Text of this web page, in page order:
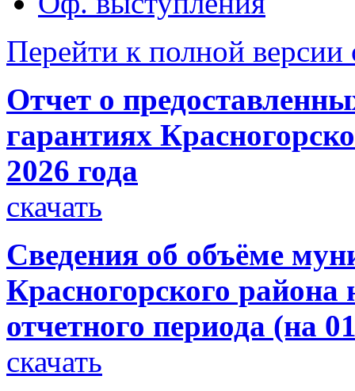
Перейти к полной версии
Отчет о
гарантиях
2026 года
скачать
Сведения об объёме
Красногорского района
отчетного периода (на
скачать